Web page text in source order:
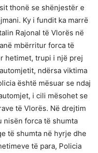
thonë se shënjestër e
Ky i fundit ka marrë
Rajonal të Vlorës në
mbërritur forca të
hetimet, trupi i një prej
ndërsa viktima
është mësuar se ndaj
i cili mësohet se
të Vlorës. Në drejtim
nisën forca të shumta
të shumta në hyrje dhe
të para, Policia